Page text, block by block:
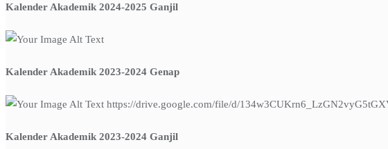
Kalender Akademik 2024-2025 Ganjil
Kalender Akademik 2023-2024 Genap
https://drive.google.com/file/d/
Kalender Akademik 2023-2024 Ganjil